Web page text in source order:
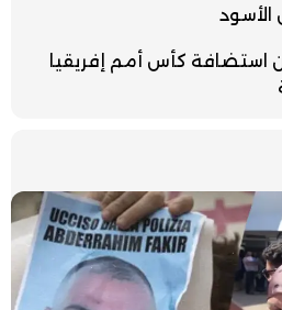
استضافة كأس أمم إفريقيا